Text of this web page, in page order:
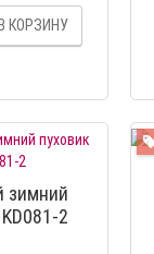
В КОРЗИНУ
зимний
2